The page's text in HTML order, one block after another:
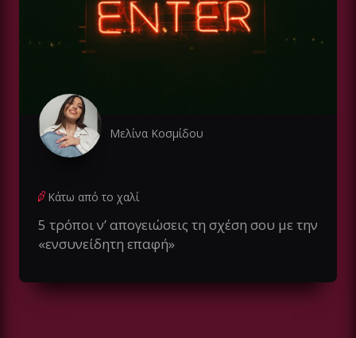
Μελίνα Κοσμίδου
Κάτω από το χαλί
5 τρόποι ν’ απογειώσεις τη σχέση σου με την
«ενσυνείδητη επαφή»